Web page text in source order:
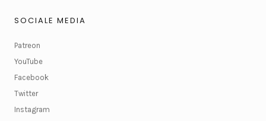
SOCIALE MEDIA
Patreon
YouTube
Facebook
Twitter
Instagram